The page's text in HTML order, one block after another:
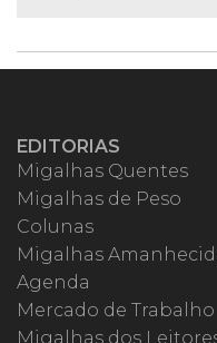
EDITORIAS
Migalhas Quentes
Migalhas de Peso
Colunas
Migalhas
Agenda
Mercado de Trabalho
Migalhas dos